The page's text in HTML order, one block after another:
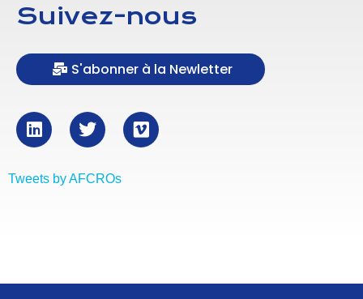
Suivez-nous
S'abonner à la Newletter
Tweets by AFCROs